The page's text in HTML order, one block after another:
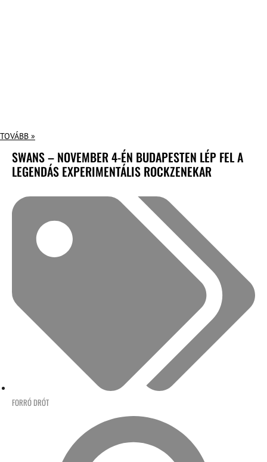
TOVÁBB »
SWANS – NOVEMBER 4-ÉN BUDAPESTEN LÉP FEL A
LEGENDÁS EXPERIMENTÁLIS ROCKZENEKAR
FORRÓ DRÓT